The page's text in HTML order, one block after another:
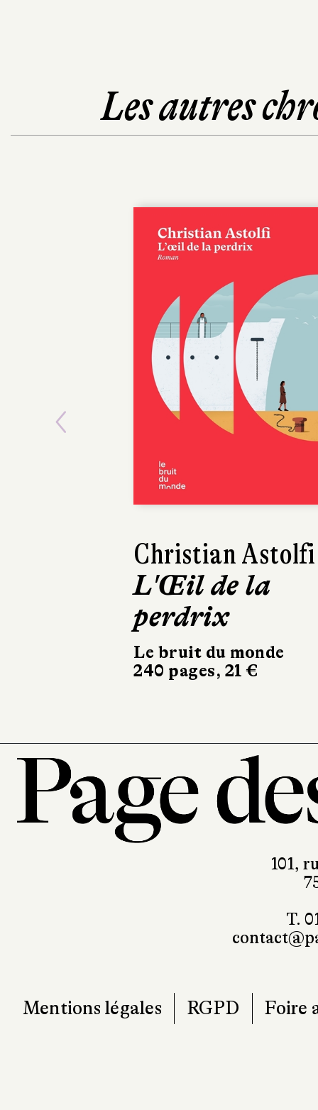
Les autres
Jean-Marc
Prescriptions
Stock
Previous
101,
T.
Mentions légales RGPD Foire